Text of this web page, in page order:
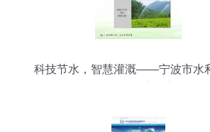
科技节水，智慧灌溉——宁波市水